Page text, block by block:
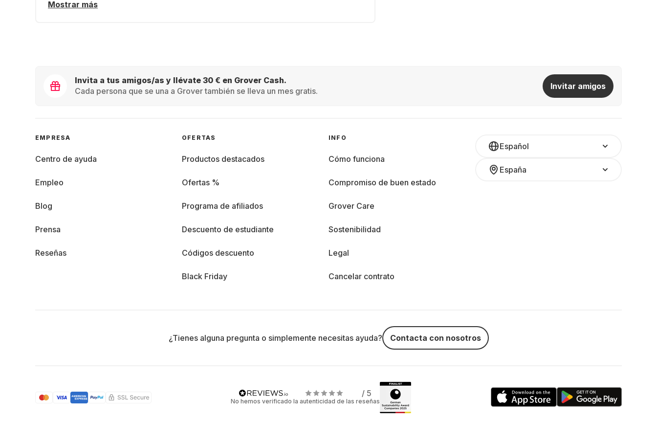
Mostrar más
Invita a tus amigos/as y llévate 30 € en Grover Cash.
Cada persona que se una a Grover también se lleva un mes gratis.
Invitar amigos
Español
España
EMPRESA
Centro de ayuda
Empleo
Blog
Prensa
Reseñas
OFERTAS
Productos destacados
Ofertas %
Programa de afiliados
Descuento de estudiante
Códigos descuento
Black Friday
INFO
Cómo funciona
Compromiso de buen estado
Grover Care
Sostenibilidad
Legal
Cancelar contrato
¿Tienes alguna pregunta o simplemente necesitas ayuda? Contacta con nosotros
/ 5
No hemos verificado la autenticidad de las reseñas